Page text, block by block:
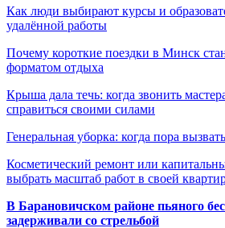
Как люди выбирают курсы и
удалённой работы
Почему короткие поездки в Минск
форматом отдыха
Крыша дала течь: когда звонить
справиться своими силами
Генеральная уборка: когда пора
Косметический ремонт или
выбрать масштаб работ в своей
В Барановичском районе пьяного
задерживали со стрельбой